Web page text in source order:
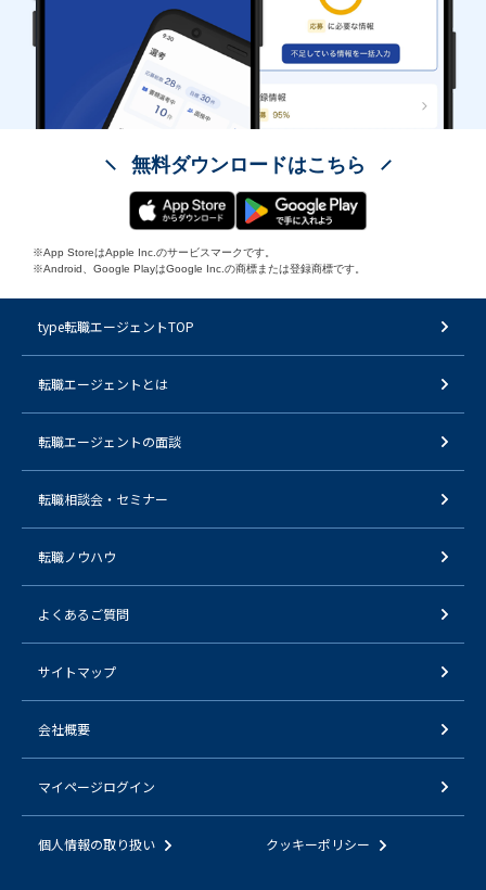
無料ダウンロードはこちら
※App StoreはApple Inc.のサービスマークです。
※Android、Google PlayはGoogle Inc.の商標または登録商標です。
type転職エージェントTOP
転職エージェントとは
転職エージェントの面談
転職相談会・セミナー
転職ノウハウ
よくあるご質問
サイトマップ
会社概要
マイページログイン
個人情報の取り扱い クッキーポリシー